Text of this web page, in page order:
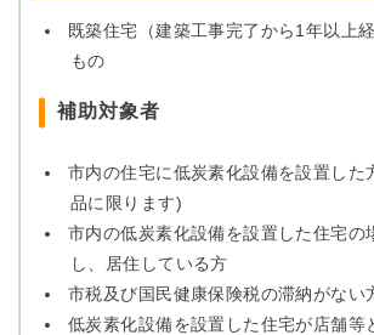
既築住宅（建築工事完了から1年以上
もの
補助対象者
市内の住宅に低炭素化設備を設置した
品に限ります)
市内の低炭素化設備を設置した住宅の
し、居住している方
市税及び国民健康保険税の滞納がない
低炭素化設備を設置した住宅が店舗等